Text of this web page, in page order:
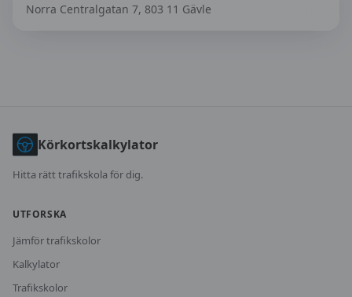
Norra Centralgatan 7, 803 11 Gävle
Körkortskalkylator
Hitta rätt trafikskola för dig.
UTFORSKA
Jämför trafikskolor
Kalkylator
Trafikskolor